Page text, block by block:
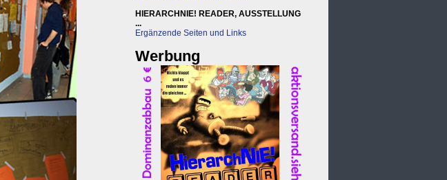
HIERARCHNIE! READER, AUSSTELLUNG
...
Ergänzende Seiten und Links
Werbung